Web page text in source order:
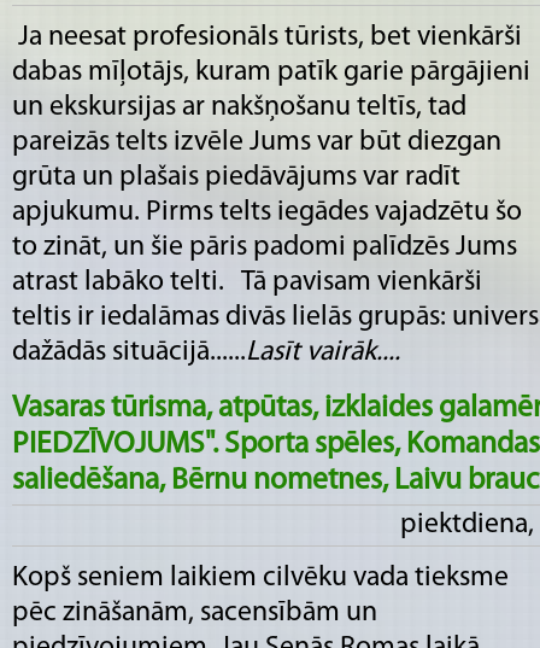
Ja neesat profesionāls tūrists, bet vienkārši
dabas mīļotājs, kuram patīk garie pārgājieni
un ekskursijas ar nakšņošanu teltīs, tad
pareizās telts izvēle Jums var būt diezgan
grūta un plašais piedāvājums var radīt
apjukumu. Pirms telts iegādes vajadzētu šo
to zināt, un šie pāris padomi palīdzēs Jums
atrast labāko telti. Tā pavisam vienkārši
teltis ir iedalāmas divās lielās grupās:
dažādās situācijā......Lasīt vairāk....
Vasaras tūrisma, atpūtas, izklaides
PIEDZĪVOJUMS". Sporta spēles,
saliedēšana, Bērnu nometnes, Laivu
Kopš seniem laikiem cilvēku vada tieksme
pēc zināšanām, sacensībām un